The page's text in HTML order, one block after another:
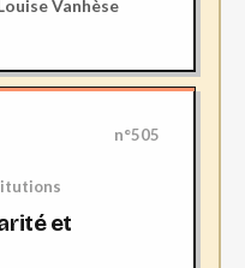
Vanhèse
n°505
et